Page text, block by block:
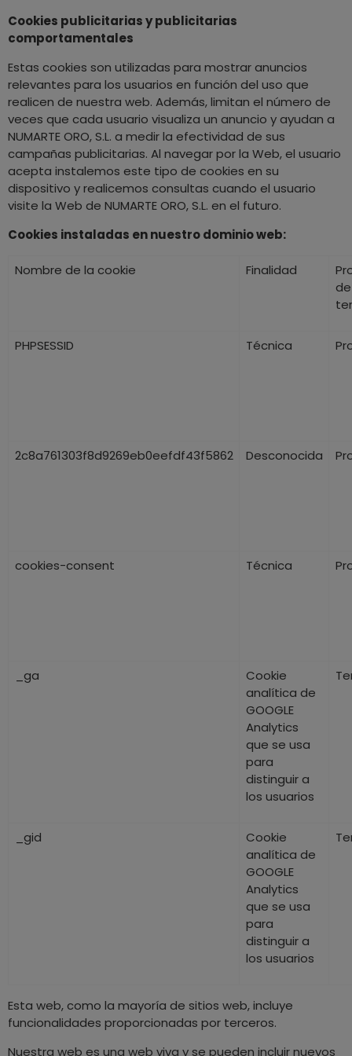
Cookies publicitarias y publicitarias
comportamentales
Estas cookies son utilizadas para mostrar anuncios
relevantes para los usuarios en función del uso que
realicen de nuestra web. Además, limitan el número de
veces que cada usuario visualiza un anuncio y ayudan a
NUMARTE ORO, S.L. a medir la efectividad de sus
campañas publicitarias. Al navegar por la Web, el usuario
acepta instalemos este tipo de cookies en su
dispositivo y realicemos consultas cuando el usuario
visite la Web de NUMARTE ORO, S.L. en el futuro.
Cookies instaladas en nuestro dominio web:
Nombre de la cookie Finalidad
de
PHPSESSID Técnica
2c8a761303f8d9269eb0eefdf43f5862 Desconocida
cookies-consent Técnica
_ga
Cookie
analítica de
GOOGLE
Analytics
que se usa
para
distinguir a
los usuarios
_gid
Cookie
analítica de
GOOGLE
Analytics
que se usa
para
distinguir a
los usuarios
Esta web, como la mayoría de sitios web, incluye
funcionalidades proporcionadas por terceros.
Nuestra web es una web viva y se pueden incluir nuevos